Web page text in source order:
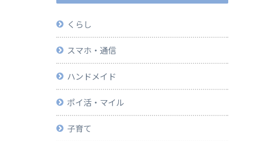
くらし
スマホ・通信
ハンドメイド
ポイ活・マイル
子育て